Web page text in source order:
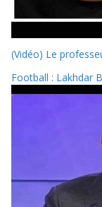
(Vidéo) Le
Football : Lakhdar